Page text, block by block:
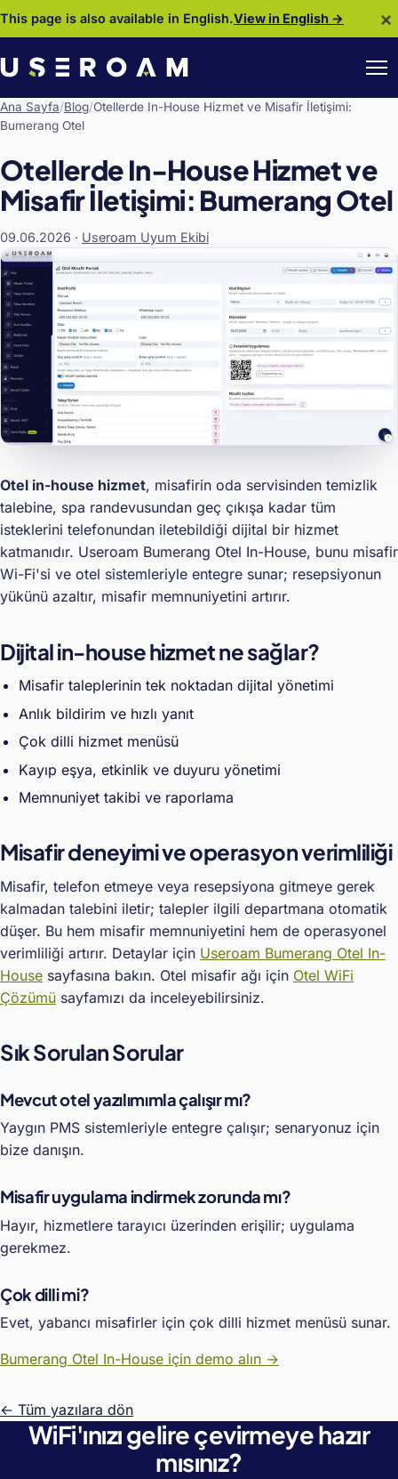
This page is also available in English.View in English → ×
Ana Sayfa/Blog/Otellerde In-House Hizmet ve Misafir İletişimi:
Bumerang Otel
Otellerde In-House Hizmet ve
Misafir İletişimi: Bumerang Otel
09.06.2026 · Useroam Uyum Ekibi
Otel in-house hizmet, misafirin oda servisinden temizlik
talebine, spa randevusundan geç çıkışa kadar tüm
isteklerini telefonundan iletebildiği dijital bir hizmet
katmanıdır. Useroam Bumerang Otel In-House, bunu misafir
Wi-Fi'si ve otel sistemleriyle entegre sunar; resepsiyonun
yükünü azaltır, misafir memnuniyetini artırır.
Dijital in-house hizmet ne sağlar?
Misafir taleplerinin tek noktadan dijital yönetimi
Anlık bildirim ve hızlı yanıt
Çok dilli hizmet menüsü
Kayıp eşya, etkinlik ve duyuru yönetimi
Memnuniyet takibi ve raporlama
Misafir deneyimi ve operasyon verimliliği
Misafir, telefon etmeye veya resepsiyona gitmeye gerek
kalmadan talebini iletir; talepler ilgili departmana otomatik
düşer. Bu hem misafir memnuniyetini hem de operasyonel
verimliliği artırır. Detaylar için Useroam Bumerang Otel In-
House sayfasına bakın. Otel misafir ağı için Otel WiFi
Çözümü sayfamızı da inceleyebilirsiniz.
Sık Sorulan Sorular
Mevcut otel yazılımımla çalışır mı?
Yaygın PMS sistemleriyle entegre çalışır; senaryonuz için
bize danışın.
Misafir uygulama indirmek zorunda mı?
Hayır, hizmetlere tarayıcı üzerinden erişilir; uygulama
gerekmez.
Çok dilli mi?
Evet, yabancı misafirler için çok dilli hizmet menüsü sunar.
Bumerang Otel In-House için demo alın →
← Tüm yazılara dön
WiFi'ınızı gelire çevirmeye hazır
mısınız?